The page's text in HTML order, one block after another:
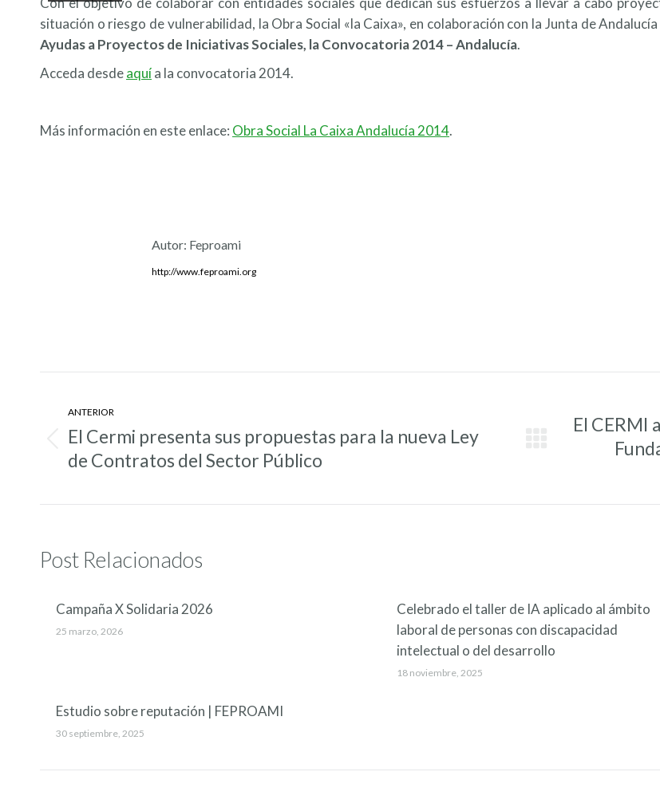
situación o riesgo de vulnerabilidad, la Obra Social «la Caixa», en colaboración con la Junta de
Ayudas a Proyectos de Iniciativas Sociales, la Convocatoria 2014 – Andalucía.
Acceda desdeaquía la convocatoria 2014.
Más información en este enlace: Obra Social La Caixa Andalucía 2014.
Autor: Feproami
http://www.feproami.org
entre
entradas
ANTERIOR
Entrada
anterior:
El Cermi presenta sus propuestas para la nueva Ley
de Contratos del Sector Público
Entrada
El CERMI
Post Relacionados
Campaña X Solidaria 2026
25 marzo, 2026
Celebrado el taller de IA aplicado al ámbito
laboral de personas con discapacidad
intelectual o del desarrollo
18 noviembre, 2025
Estudio sobre reputación | FEPROAMI
30 septiembre, 2025